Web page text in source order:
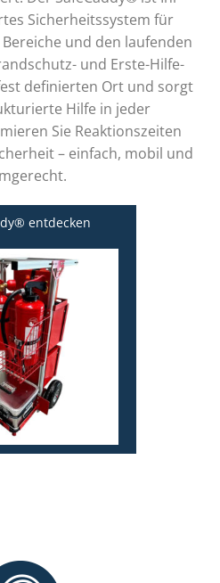
Sicherheitssystem für
und den laufenden
und Erste-Hilfe-
definierten Ort und sorgt
Hilfe in jeder
Sie Reaktionszeiten
– einfach, mobil und
entdecken